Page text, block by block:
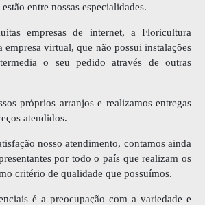
estão entre nossas especialidades.
empresas de internet, a Floricultura
empresa virtual, que não possui instalações
o seu pedido através de outras
próprios arranjos e realizamos entregas
atendidos.
nosso atendimento, contamos ainda
por todo o país que realizam os
critério de qualidade que possuímos.
é a preocupação com a variedade e